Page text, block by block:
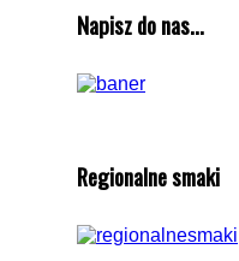
Napisz do nas...
Regionalne smaki